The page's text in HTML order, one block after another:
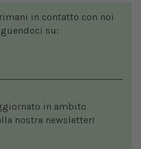
in contatto con noi
su:
in ambito
nostra newsletter!